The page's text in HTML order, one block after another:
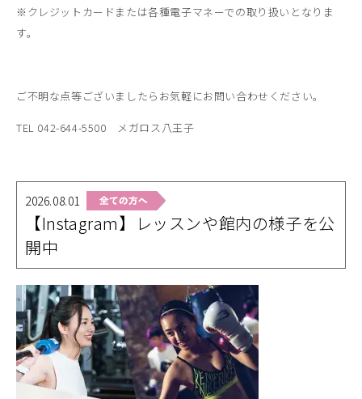
※クレジットカードまたは各種電子マネーでの取り扱いとなりま
す。
ご不明な点等ございましたらお気軽にお問い合わせください。
TEL 042-644-5500 メガロス八王子
2026.08.01
【Instagram】レッスンや館内の様子を公
開中